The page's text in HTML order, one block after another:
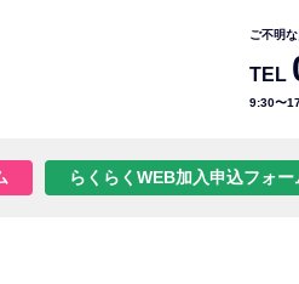
ご不明
TEL
9:30〜
らくらくWEB加入申込フォー